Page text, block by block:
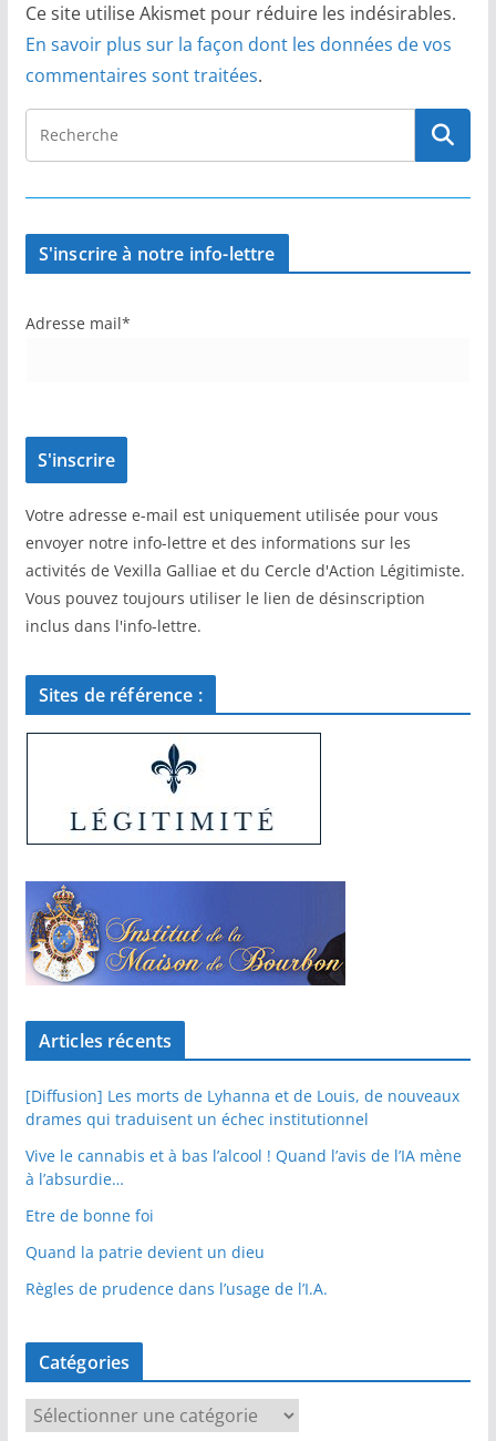
Ce site utilise Akismet pour réduire les indésirables.
En savoir plus sur la façon dont les données de vos
commentaires sont traitées.
S'inscrire à notre info-lettre
Adresse mail*
Votre adresse e-mail est uniquement utilisée pour vous
envoyer notre info-lettre et des informations sur les
activités de Vexilla Galliae et du Cercle d'Action Légitimiste.
Vous pouvez toujours utiliser le lien de désinscription
inclus dans l'info-lettre.
Sites de référence :
Articles récents
[Diffusion] Les morts de Lyhanna et de Louis, de nouveaux
drames qui traduisent un échec institutionnel
Vive le cannabis et à bas l’alcool ! Quand l’avis de l’IA mène
à l’absurdie…
Etre de bonne foi
Quand la patrie devient un dieu
Règles de prudence dans l’usage de l’I.A.
Catégories